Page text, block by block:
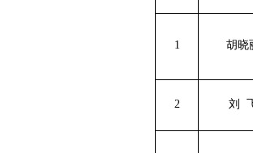
1 胡晓
2 刘